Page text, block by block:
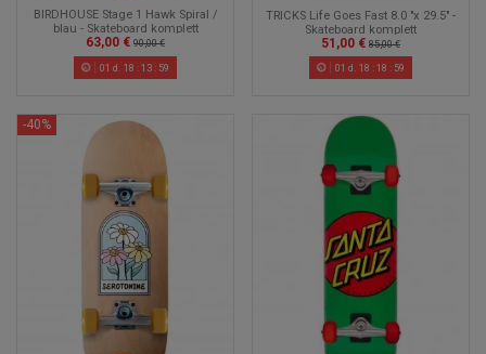
BIRDHOUSE Stage 1 Hawk Spiral /
blau - Skateboard komplett
63,00 € 90,00 €
01 d. 18 :13: 58
TRICKS Life Goes Fast 8.0 "x 29.5" -
Skateboard komplett
51,00 € 85,00 €
01 d. 18 :18 : 58
-40%